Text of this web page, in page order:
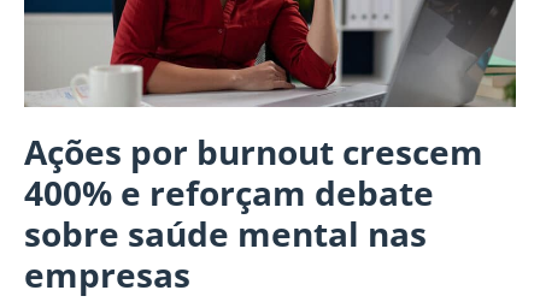
Ações por burnout crescem
400% e reforçam debate
sobre saúde mental nas
empresas